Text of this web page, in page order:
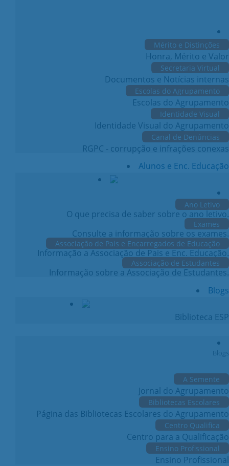
Mérito e Distinções
Honra, Mérito e Valor
Secretaria Virtual
Documentos e Notícias internas
Escolas do Agrupamento
Escolas do Agrupamento
Identidade Visual
Identidade Visual do Agrupamento
Canal de Denúncias
RGPC - corrupção e infrações conexas
Alunos e Enc. Educação
Ano Letivo
O que precisa de saber sobre o ano letivo.
Exames
Consulte a informação sobre os exames.
Associação de Pais e Encarregados de Educação
Informação a Associação de Pais e Enc. Educação.
Associação de Estudantes
Informação sobre a Associação de Estudantes.
Blogs
Biblioteca ESP
Blogs
A Semente
Jornal do Agrupamento
Bibliotecas Escolares
Página das Bibliotecas Escolares do Agrupamento
Centro Qualifica
Centro para a Qualificação
Ensino Profissional
Ensino Profissional